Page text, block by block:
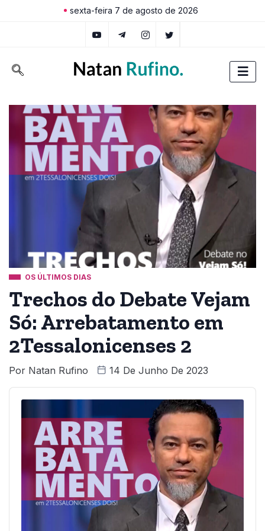
sexta-feira 7 de agosto de 2026
OS ÚLTIMOS DIAS
Trechos do Debate Vejam
Só: Arrebatamento em
2Tessalonicenses 2
Por Natan Rufino 14 De Junho De 2023
Audio
Player